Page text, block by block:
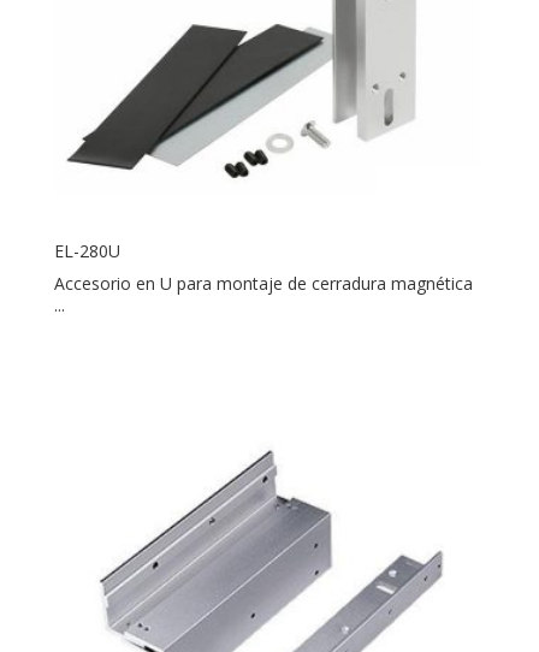
EL-280U
Accesorio en U para montaje de cerradura magnética
...